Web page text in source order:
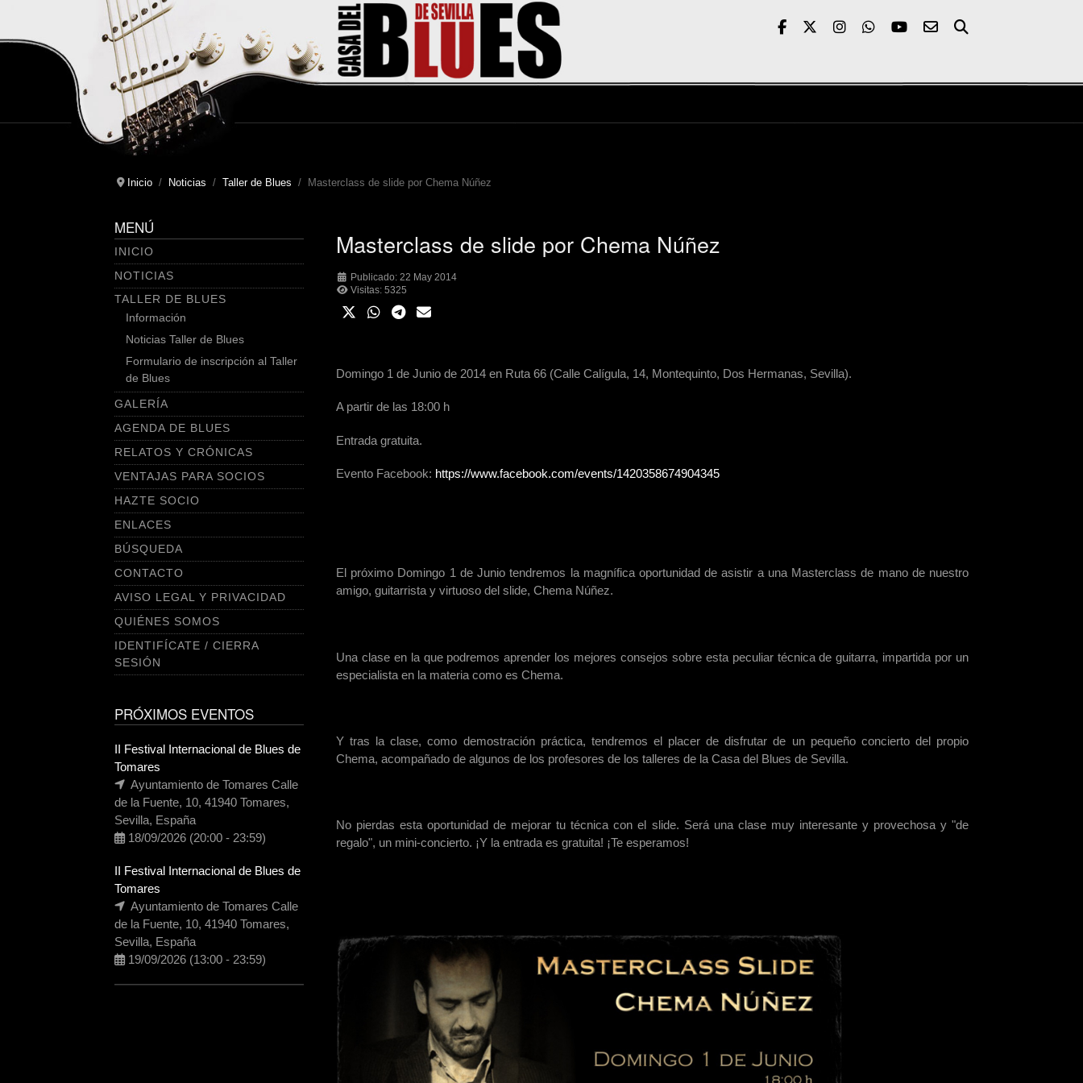
Inicio Noticias Taller de Blues Masterclass de slide por Chema Núñez
MENÚ
INICIO
NOTICIAS
TALLER DE BLUES
Información
Noticias Taller de Blues
Formulario de inscripción al Taller
de Blues
GALERÍA
AGENDA DE BLUES
RELATOS Y CRÓNICAS
VENTAJAS PARA SOCIOS
HAZTE SOCIO
ENLACES
BÚSQUEDA
CONTACTO
AVISO LEGAL Y PRIVACIDAD
QUIÉNES SOMOS
IDENTIFÍCATE / CIERRA
SESIÓN
PRÓXIMOS EVENTOS
II Festival Internacional de Blues de
Tomares
 Ayuntamiento de Tomares Calle
de la Fuente, 10, 41940 Tomares,
Sevilla, España
 18/09/2026 (20:00 - 23:59)
II Festival Internacional de Blues de
Tomares
 Ayuntamiento de Tomares Calle
de la Fuente, 10, 41940 Tomares,
Sevilla, España
 19/09/2026 (13:00 - 23:59)
Masterclass de slide por Chema Núñez
Publicado: 22 May 2014
Visitas: 5325
Domingo 1 de Junio de 2014 en Ruta 66 (Calle Calígula, 14, Montequinto, Dos Hermanas, Sevilla).
A partir de las 18:00 h
Entrada gratuita.
Evento Facebook: https://www.facebook.com/events/1420358674904345
El próximo Domingo 1 de Junio tendremos la magnífica oportunidad de asistir a una Masterclass de mano de nuestro
amigo, guitarrista y virtuoso del slide, Chema Núñez.
Una clase en la que podremos aprender los mejores consejos sobre esta peculiar técnica de guitarra, impartida por un
especialista en la materia como es Chema.
Y tras la clase, como demostración práctica, tendremos el placer de disfrutar de un pequeño concierto del propio
Chema, acompañado de algunos de los profesores de los talleres de la Casa del Blues de Sevilla.
No pierdas esta oportunidad de mejorar tu técnica con el slide. Será una clase muy interesante y provechosa y "de
regalo", un mini-concierto. ¡Y la entrada es gratuita! ¡Te esperamos!